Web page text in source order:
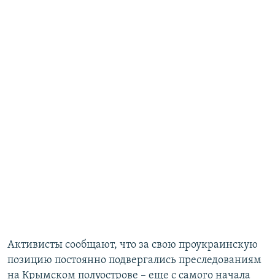
Активисты сообщают, что за свою проукраинскую
позицию постоянно подвергались преследованиям
на Крымском полуострове – еще с самого начала